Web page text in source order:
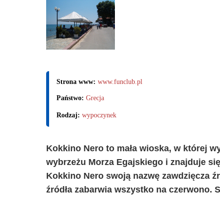
Strona www: www.funclub.pl
Państwo: Grecja
Rodzaj: wypoczynek
Kokkino Nero to mała wioska, w której
wybrzeżu Morza Egajskiego i znajduje
Kokkino Nero swoją nazwę zawdzięcza
źródła zabarwia wszystko na czerwono.